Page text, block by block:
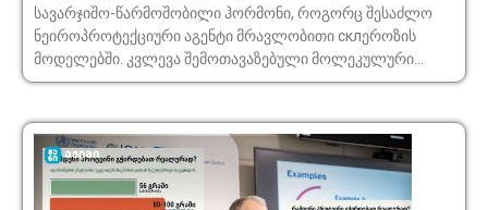
სავარჯიშო-წარმოშობილი ჰორმონი, როგორც შესაძლო
ნეიროპროტექციური აგენტი მრავლობითი склეროზის
მოდელებში. კვლევა შემოთავაზებული მოლეკულური...